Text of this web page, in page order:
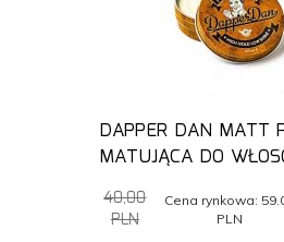
DAPPER DAN MATT
MATUJĄCA DO
40,00
PLN
Cena rynkowa:
PLN